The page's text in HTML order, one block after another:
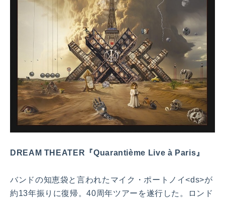
DREAM THEATER『Quarantième Live à Paris』
バンドの知恵袋と言われたマイク・ポートノイ<ds>が
約13年振りに復帰。40周年ツアーを遂行した。ロンド